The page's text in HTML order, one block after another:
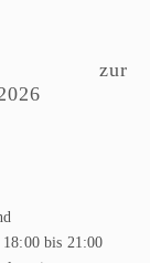
zur
bis 21:00